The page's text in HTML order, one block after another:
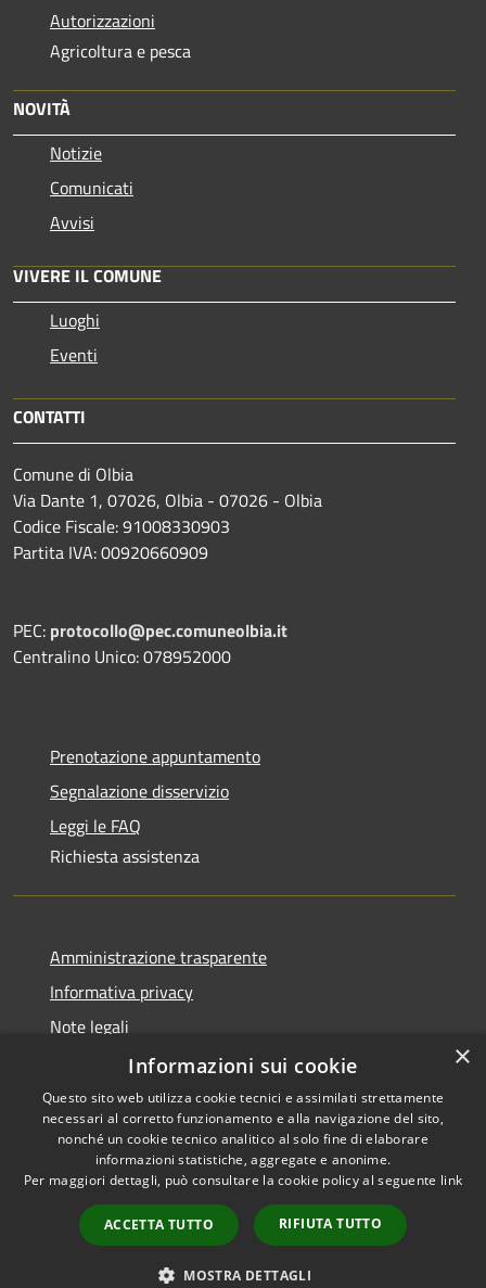
Autorizzazioni
Agricoltura e pesca
NOVITÀ
Notizie
Comunicati
Avvisi
VIVERE IL COMUNE
Luoghi
Eventi
CONTATTI
Comune di Olbia
Via Dante 1, 07026, Olbia - 07026 - Olbia
Codice Fiscale: 91008330903
Partita IVA: 00920660909
PEC: protocollo@pec.comuneolbia.it
Centralino Unico: 078952000
Prenotazione appuntamento
Segnalazione disservizio
Leggi le FAQ
Richiesta assistenza
Amministrazione trasparente
Informativa privacy
Note legali
Dichiarazione di accessibilità
RSS
Accessibilità
Copyright © 2026 • Comune di
Municipium•
Accesso
redazione
×
Informazioni sui cookie
Questo sito web utilizza cookie tecnici e assimilati strettamente
necessari al corretto funzionamento e alla navigazione del sito,
nonché un cookie tecnico analitico al solo fine di elaborare
informazioni statistiche, aggregate e anonime.
Per maggiori dettagli, può consultare la cookie policy al seguente link
ACCETTA TUTTO RIFIUTA TUTTO
MOSTRA DETTAGLI